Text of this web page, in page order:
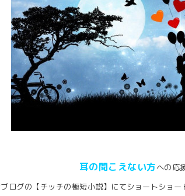
耳の聞こえない方への応
ログの【チッチの極短小説】にてショートショー